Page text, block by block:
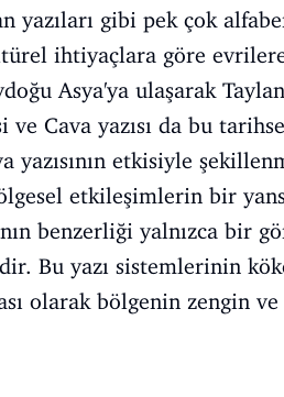
yazıları gibi pek çok
ihtiyaçlara göre
Asya'ya ulaşarak
Cava yazısı da bu
yazısının etkisiyle
etkileşimlerin bir
benzerliği yalnızca bir
Bu yazı sistemlerinin
olarak bölgenin zengin ve